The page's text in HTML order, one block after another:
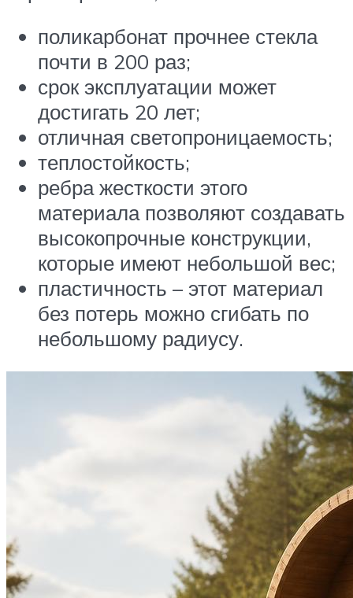
поликарбонат прочнее стекла
почти в 200 раз;
срок эксплуатации может
достигать 20 лет;
отличная светопроницаемость;
теплостойкость;
ребра жесткости этого
материала позволяют создавать
высокопрочные конструкции,
которые имеют небольшой вес;
пластичность – этот материал
без потерь можно сгибать по
небольшому радиусу.